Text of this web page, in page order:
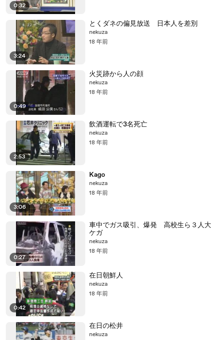
0:32
3:24
とくダネの偏見放送 日本人を差別
nekuza
18 年前
0:49
火災跡から人の顔
nekuza
18 年前
2:53
飲酒運転で3名死亡
nekuza
18 年前
3:06
Kago
nekuza
18 年前
0:27
車中でガス吸引、爆発 高校生ら３人大
ケガ
nekuza
18 年前
0:42
在日朝鮮人
nekuza
18 年前
在日の松井
nekuza